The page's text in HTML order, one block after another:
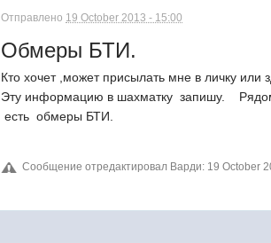
Отправлено 19 October 2013 - 15:00
Обмеры БТИ.
Кто хочет ,может присылать мне в личку
Эту информацию в шахматку запишу.
есть обмеры БТИ.
Сообщение отредактировал Варди: 19 October